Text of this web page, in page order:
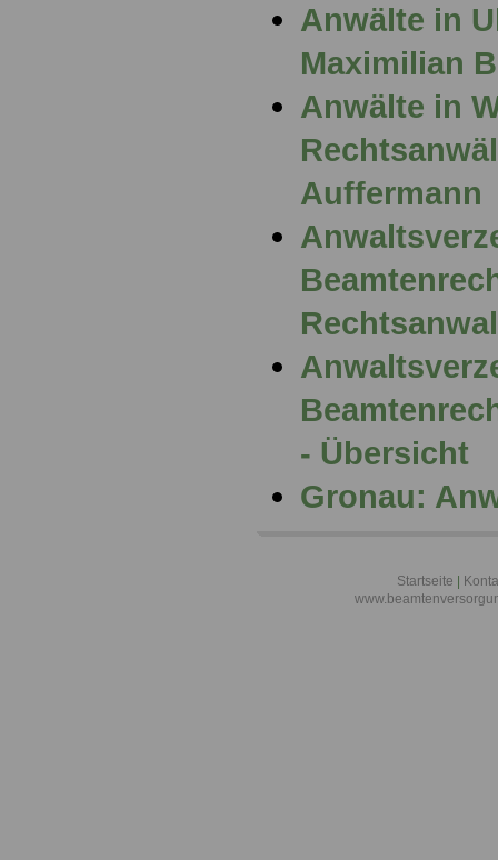
Anwälte in
Maximilian
Anwälte in
Auffermann
- Übersicht
Gronau:
Startseite